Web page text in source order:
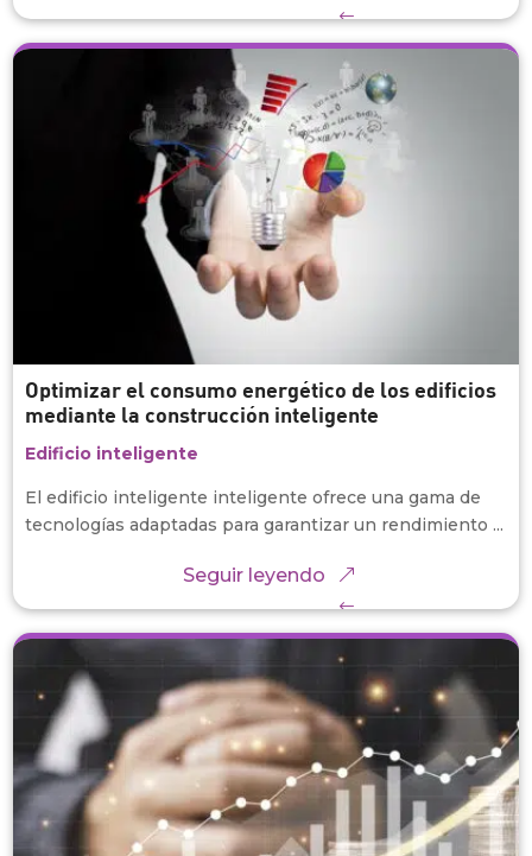
Optimizar el consumo energético de los edificios
mediante la construcción inteligente
Edificio inteligente
El edificio inteligente inteligente ofrece una gama de
tecnologías adaptadas para garantizar un rendimiento ...
Seguir leyendo